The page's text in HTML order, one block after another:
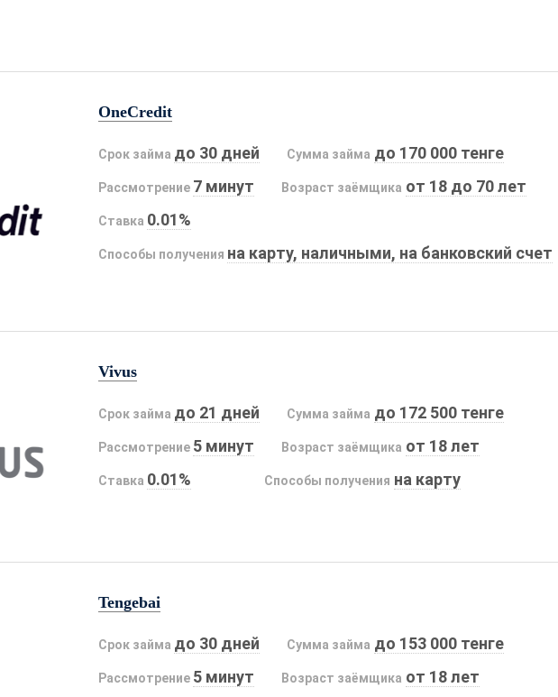
OneCredit
Срок займа до 30 дней Сумма займа до 170 000 тенге
Рассмотрение 7 минут Возраст заёмщика от 18 до 70 лет
Ставка 0.01%
Способы получения на карту, наличными, на банковский счет
Vivus
Срок займа до 21 дней Сумма займа до 172 500 тенге
Рассмотрение 5 минут Возраст заёмщика от 18 лет
Ставка 0.01% Способы получения на карту
Tengebai
Срок займа до 30 дней Сумма займа до 153 000 тенге
Рассмотрение 5 минут Возраст заёмщика от 18 лет